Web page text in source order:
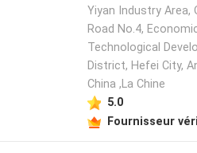
Yiyan Industry Area,
Road No.4,
Technological
District, Hefei City,
China ,La Chine
5.0
Fournisseur